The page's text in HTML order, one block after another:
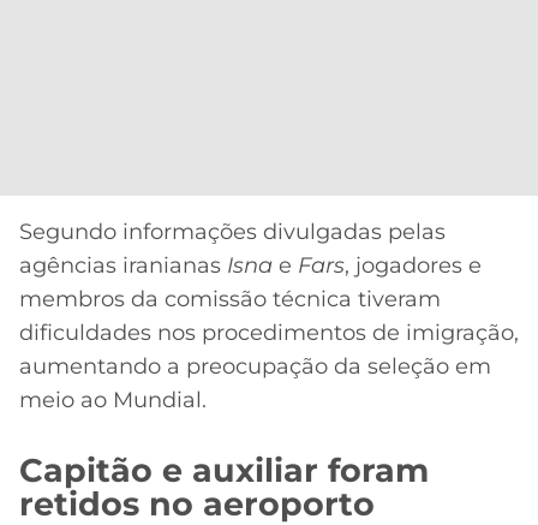
Segundo informações divulgadas pelas
agências iranianas Isna e Fars, jogadores e
membros da comissão técnica tiveram
dificuldades nos procedimentos de imigração,
aumentando a preocupação da seleção em
meio ao Mundial.
Capitão e auxiliar foram
retidos no aeroporto